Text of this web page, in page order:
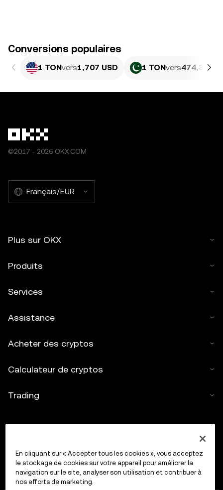
Conversions populaires
1 TONvers1,707 USD 1 TONvers474,35
©2017 - 2026 OKX.COM
Français/EUR
Plus sur OKX
Produits
Services
Assistance
Acheter des cryptos
Calculateur de cryptos
Trading
En cliquant sur « Accepter tous les cookies », vous acceptez
le stockage de cookies sur votre appareil pour améliorer la
navigation sur le site, analyser son utilisation et contribuer à
nos efforts de marketing.